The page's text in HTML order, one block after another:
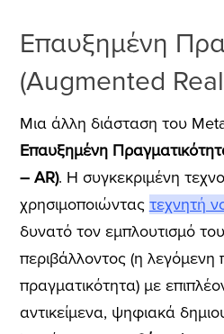
Επαυξημένη
(Augmented
Μια άλλη διάσταση του
Επαυξημένη
– AR). Η συγκεκριμένη
χρησιμοποιώντας τεχνητή
δυνατό τον εμπλουτισμό
περιβάλλοντος (η λεγόμενη
πραγματικότητα) με
αντικείμενα, ψηφιακά